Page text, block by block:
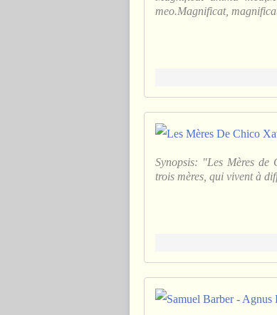
meo.Magnificat,
Synopsis: "Les Mères de
trois mères, qui vivent à